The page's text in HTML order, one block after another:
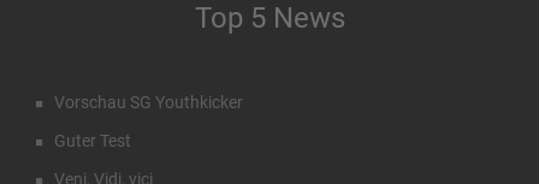
Top 5 News
Vorschau SG Youthkicker
Guter Test
Veni, Vidi, vici